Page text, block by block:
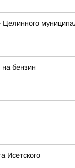
бензин
Исетского